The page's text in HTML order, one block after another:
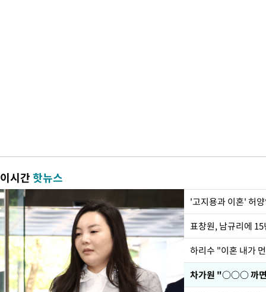
이시간핫뉴스
'고지용과 이혼' 허
하리수 "이혼 내가